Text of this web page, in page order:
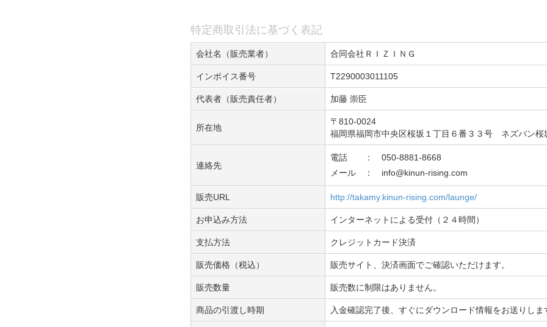
特定商取引法に基づく表記
会社名（販売業者） 合同会社ＲＩＺＩＮＧ
インボイス番号 T2290003011105
代表者（販売責任者） 加藤 崇臣
所在地
〒810-0024
福岡県福岡市中央区桜坂１丁目６番３３号 ネズバン桜
連絡先
電話 ： 050-8881-8668
メール ： info@kinun-rising.com
販売URL http://takamy.kinun-rising.com/launge/
お申込み方法 インターネットによる受付（２４時間）
支払方法 クレジットカード決済
販売価格（税込） 販売サイト、決済画面でご確認いただけます。
販売数量 販売数に制限はありません。
商品の引渡し時期 入金確認完了後、すぐにダウンロード情報をお送りしま